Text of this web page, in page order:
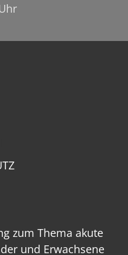
zum Thema akute
und Erwachsene